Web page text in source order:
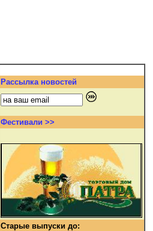
Рассылка новостей
Фестивали >>
Старые выпуски до: